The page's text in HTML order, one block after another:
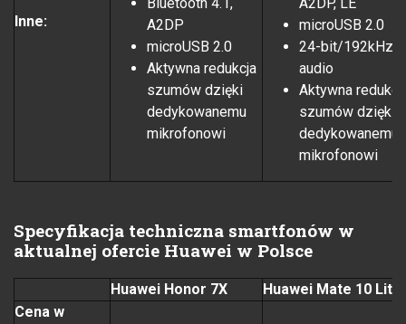
Inne:
A2DP
microUSB 2.0
Aktywna redukcja
szumów dzięki
dedykowanemu
mikrofonowi
microUSB 2.0
24-bit/192kHz
audio
Aktywna
szumów dzięki
dedykowanemu
mikrofonowi
Specyfikacja techniczna smartfonów w
aktualnej ofercie Huawei w Polsce
Huawei Honor 7X
Huawei Mate 10 Lite
Cena w